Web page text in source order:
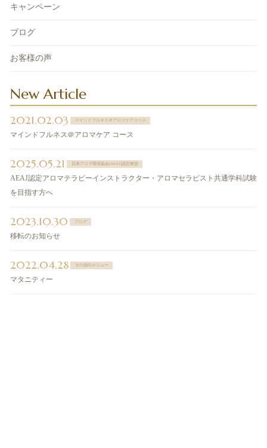
キャンペーン
ブログ
お客様の声
New Article
2021.02.03 マインドフルネス＠アロマケアコース
マインドフルネス＠アロマケア コース
2025.05.21 日本アロマ環境協会(AEAJ)認定教室
AEAJ認定アロマテラピーインストラクター・アロマセラピスト共通学科試験
を目指す方へ
2023.10.30 ブログ
移転のお知らせ
2022.04.28 その他のメニュー
マタニティー